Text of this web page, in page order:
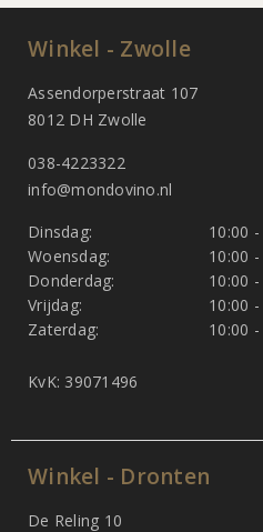
Winkel - Zwolle
Assendorperstraat 107
8012 DH Zwolle
038-4223322
info@mondovino.nl
Dinsdag:
10:00
Woensdag:
10:00
Donderdag:
10:00
Vrijdag:
10:00
Zaterdag:
10:00
KvK: 39071496
Winkel - Dronten
De Reling 10